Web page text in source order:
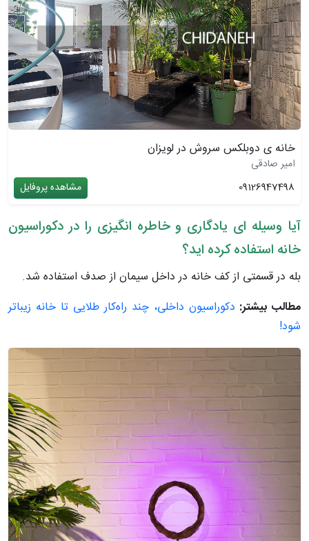
خانه ی دوبلکس سروش در لویزان
امیر صادقی
09126947498
مشاهده پروفایل
آیا وسیله ای یادگاری و خاطره انگیزی را در دکوراسیون
خانه استفاده کرده اید؟
بله در قسمتی از کف خانه در داخل سیمان از صدف استفاده شد.
مطالب بیشتر: دکوراسیون داخلی، چند راه‌کار طلایی تا خانه زیباتر
شود!